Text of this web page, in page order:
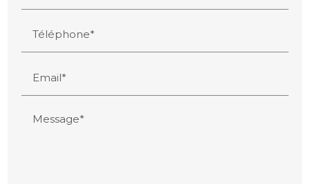
Téléphone*
Email*
Message*